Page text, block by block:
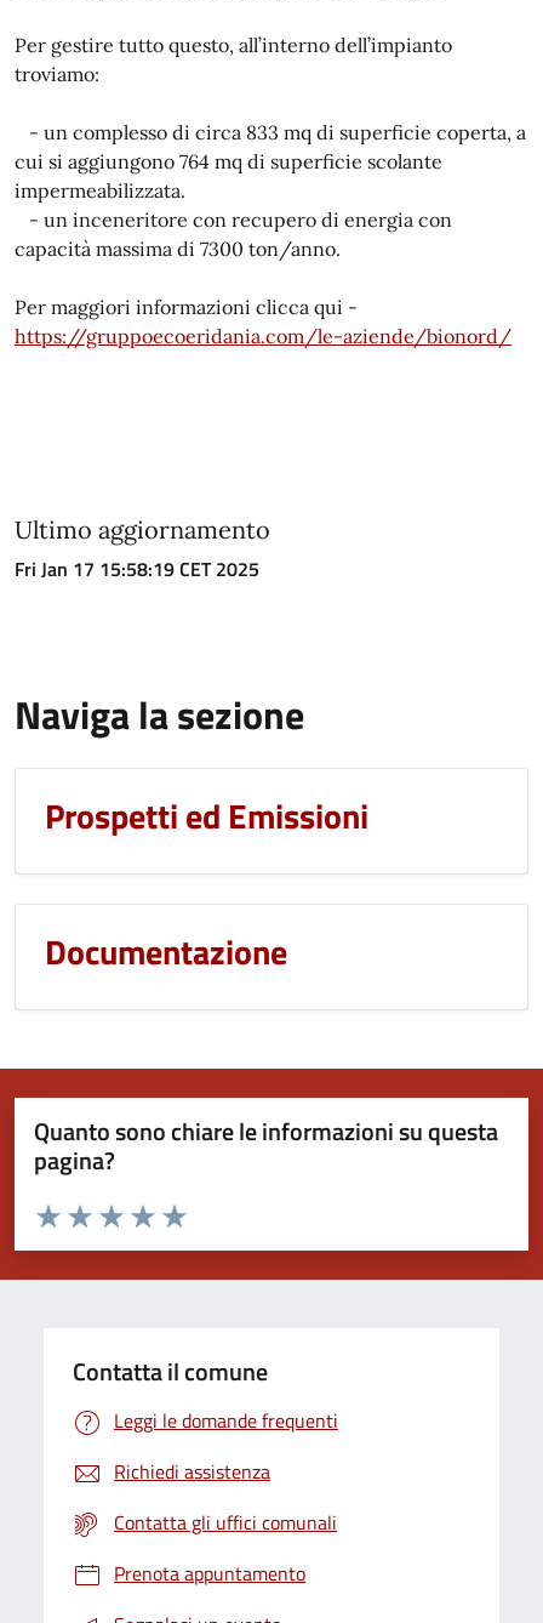
Per gestire tutto questo, all’interno dell’impianto
troviamo:
- un complesso di circa 833 mq di superficie coperta, a
cui si aggiungono 764 mq di superficie scolante
impermeabilizzata.
- un inceneritore con recupero di energia con
capacità massima di 7300 ton/anno.
Per maggiori informazioni clicca qui -
https://gruppoecoeridania.com/le-aziende/bionord/
Ultimo aggiornamento
Fri Jan 17 15:58:19 CET 2025
Naviga la sezione
Prospetti ed Emissioni
Documentazione
Quanto sono chiare le informazioni su questa
pagina?
Valuta da 1 a 5 stelle la pagina
Valuta 5 stelle su 5
Valuta 4 stelle su 5
Valuta 3 stelle su 5
Valuta 2 stelle su 5
Valuta 1 stelle su 5
Contatta il comune
Leggi le domande frequenti
Richiedi assistenza
Contatta gli uffici comunali
Prenota appuntamento